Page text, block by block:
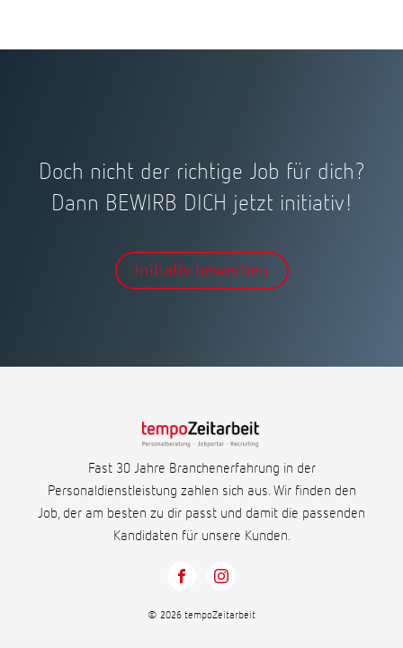
Doch nicht der richtige Job für dich?
Dann BEWIRB DICH jetzt initiativ!
Initiativ bewerben
Fast 30 Jahre Branchenerfahrung in der
Personaldienstleistung zahlen sich aus. Wir finden den
Job, der am besten zu dir passt und damit die passenden
Kandidaten für unsere Kunden.
© 2026 tempoZeitarbeit